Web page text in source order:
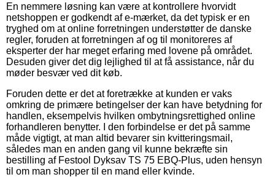
En nemmere løsning kan være at kontrollere hvorvidt
netshoppen er godkendt af e-mærket, da det typisk er en
tryghed om at online forretningen understøtter de danske
regler, foruden at forretningen af og til monitoreres af
eksperter der har meget erfaring med lovene på området.
Desuden giver det dig lejlighed til at få assistance, når du
møder besvær ved dit køb.
Foruden dette er det at foretrække at kunden er vaks
omkring de primære betingelser der kan have betydning for
handlen, eksempelvis hvilken ombytningsrettighed online
forhandleren benytter. I den forbindelse er det på samme
måde vigtigt, at man altid bevarer sin kvitteringsmail,
således man en anden gang vil kunne bekræfte sin
bestilling af Festool Dyksav TS 75 EBQ-Plus, uden hensyn
til om man shopper til en mand eller kvinde.